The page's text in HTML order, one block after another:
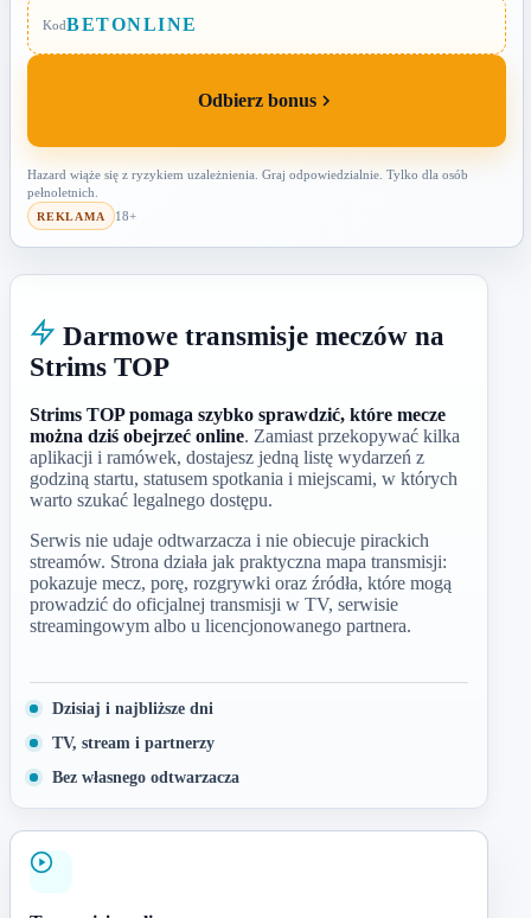
KodBETONLINE
Odbierz bonus
Hazard wiąże się z ryzykiem uzależnienia. Graj odpowiedzialnie. Tylko dla osób
pełnoletnich.
REKLAMA 18+
Darmowe transmisje meczów na
Strims TOP
Strims TOP pomaga szybko sprawdzić, które mecze
można dziś obejrzeć online. Zamiast przekopywać kilka
aplikacji i ramówek, dostajesz jedną listę wydarzeń z
godziną startu, statusem spotkania i miejscami, w których
warto szukać legalnego dostępu.
Serwis nie udaje odtwarzacza i nie obiecuje pirackich
streamów. Strona działa jak praktyczna mapa transmisji:
pokazuje mecz, porę, rozgrywki oraz źródła, które mogą
prowadzić do oficjalnej transmisji w TV, serwisie
streamingowym albo u licencjonowanego partnera.
Dzisiaj i najbliższe dni
TV, stream i partnerzy
Bez własnego odtwarzacza